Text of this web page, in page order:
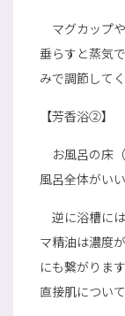
マグカップ
垂らすと蒸気
みで調節して
【芳香浴②】
お風呂の床
風呂全体がい
逆に浴槽に
マ精油は濃度
にも繋がりま
直接肌につい